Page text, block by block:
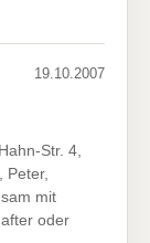
19.10.2007
Str. 4,
Peter,
mit
oder